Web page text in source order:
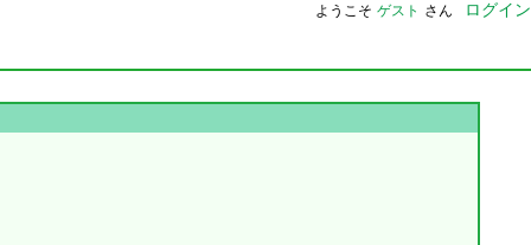
ようこそ ゲスト さん ログイン